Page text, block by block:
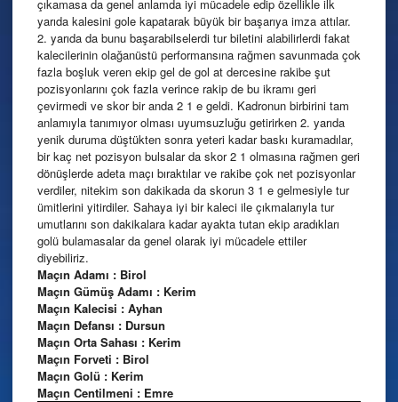
çıkamasa da genel anlamda iyi mücadele edip özellikle ilk
yarıda kalesini gole kapatarak büyük bir başarıya imza attılar.
2. yarıda da bunu başarabilselerdi tur biletini alabilirlerdi fakat
kalecilerinin olağanüstü performansına rağmen savunmada çok
fazla boşluk veren ekip gel de gol at dercesine rakibe şut
pozisyonlarını çok fazla verince rakip de bu ikramı geri
çevirmedi ve skor bir anda 2 1 e geldi. Kadronun birbirini tam
anlamıyla tanımıyor olması uyumsuzluğu getirirken 2. yarıda
yenik duruma düştükten sonra yeteri kadar baskı kuramadılar,
bir kaç net pozisyon bulsalar da skor 2 1 olmasına rağmen geri
dönüşlerde adeta maçı bıraktılar ve rakibe çok net pozisyonlar
verdiler, nitekim son dakikada da skorun 3 1 e gelmesiyle tur
ümitlerini yitirdiler. Sahaya iyi bir kaleci ile çıkmalarıyla tur
umutlarını son dakikalara kadar ayakta tutan ekip aradıkları
golü bulamasalar da genel olarak iyi mücadele ettiler
diyebiliriz.
Maçın Adamı : Birol
Maçın Gümüş Adamı : Kerim
Maçın Kalecisi : Ayhan
Maçın Defansı : Dursun
Maçın Orta Sahası : Kerim
Maçın Forveti : Birol
Maçın Golü : Kerim
Maçın Centilmeni : Emre